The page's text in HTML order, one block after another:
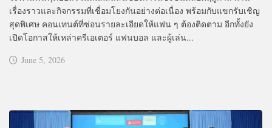
เรื่องราวและกิจกรรมที่เชื่อมโยงกันอย่างต่อเนื่อง พร้อมกับแขกรับเชิญ
สุดพิเศษ คอนเทนต์ที่ซ่อนรายละเอียดให้แฟน ๆ ต้องติดตาม อีกทั้งยัง
เปิดโอกาสให้เหล่าครีเอเตอร์ แฟนบอล และผู้เล่น...
June 5, 2026